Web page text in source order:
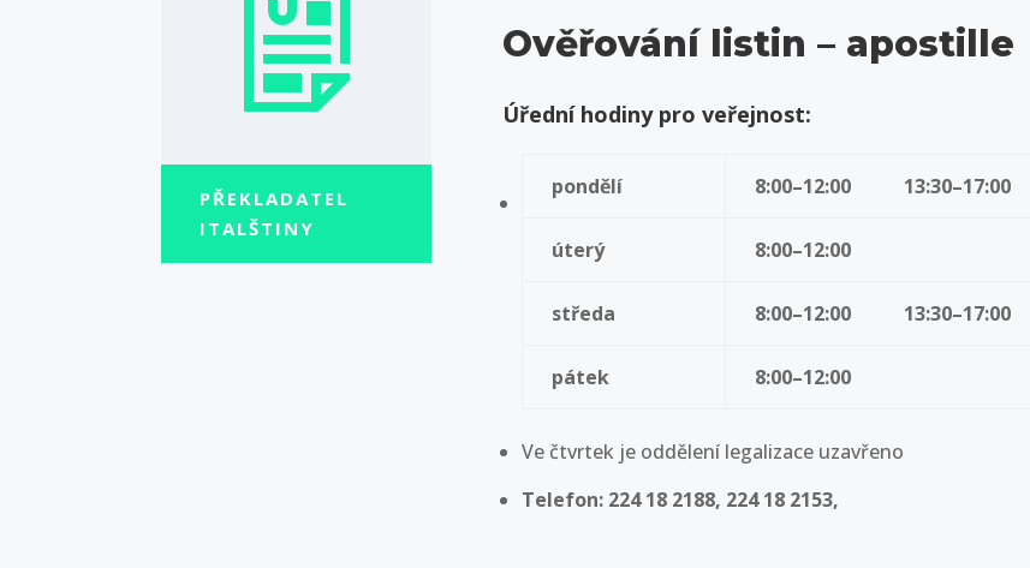
PŘEKLADATEL
ITALŠTINY
Ověřování listin – apostille
Úřední hodiny pro veřejnost:
pondělí 8:00–12:00 13:30–17:00
úterý 8:00–12:00
středa 8:00–12:00 13:30–17:00
pátek 8:00–12:00
Ve čtvrtek je oddělení legalizace uzavřeno
Telefon: 224 18 2188, 224 18 2153,